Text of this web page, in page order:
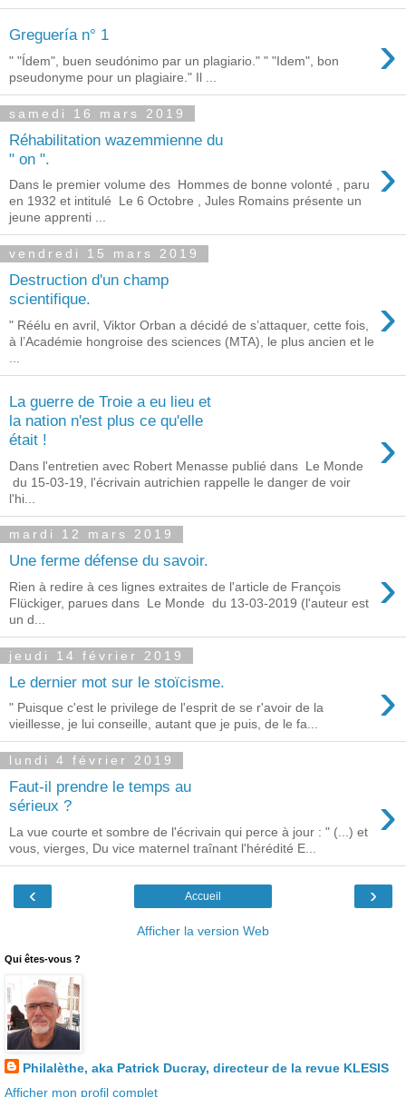
Greguería n° 1 ›
" "Ídem", buen seudónimo par un plagiario." " "Idem", bon
pseudonyme pour un plagiaire." Il ...
samedi 16 mars 2019
Réhabilitation wazemmienne du
" on ".
›
Dans le premier volume des Hommes de bonne volonté , paru
en 1932 et intitulé Le 6 Octobre , Jules Romains présente un
jeune apprenti ...
vendredi 15 mars 2019
Destruction d'un champ
scientifique.
›
" Réélu en avril, Viktor Orban a décidé de s’attaquer, cette fois,
à l’Académie hongroise des sciences (MTA), le plus ancien et le
La guerre de Troie a eu lieu et
la nation n'est plus ce qu'elle
était !
›
Dans l'entretien avec Robert Menasse publié dans Le Monde
du 15-03-19, l'écrivain autrichien rappelle le danger de voir
l'hi...
mardi 12 mars 2019
Une ferme défense du savoir. ›
Rien à redire à ces lignes extraites de l'article de François
Flückiger, parues dans Le Monde du 13-03-2019 (l'auteur est
un d...
jeudi 14 février 2019
Le dernier mot sur le stoïcisme. ›
" Puisque c'est le privilege de l'esprit de se r'avoir de la
vieillesse, je lui conseille, autant que je puis, de le fa...
lundi 4 février 2019
Faut-il prendre le temps au
sérieux ?
›
La vue courte et sombre de l'écrivain qui perce à jour : " (...) et
vous, vierges, Du vice maternel traînant l'hérédité E...
‹ ›
Accueil
Afficher la version Web
Qui êtes-vous ?
Philalèthe, aka Patrick Ducray, directeur de la revue KLESIS
Afficher mon profil complet